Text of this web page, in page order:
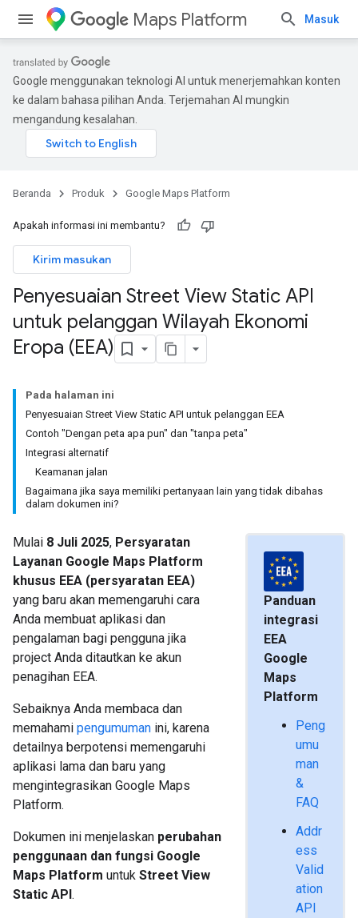
Maps Platform Masuk
Google menggunakan teknologi AI untuk menerjemahkan konten
ke dalam bahasa pilihan Anda. Terjemahan AI mungkin
mengandung kesalahan.
Beranda Produk Google Maps Platform
Apakah informasi ini membantu?
Kirim masukan
Penyesuaian Street View Static API
untuk pelanggan Wilayah Ekonomi
Eropa (EEA)
Pada halaman ini
Penyesuaian Street View Static API untuk pelanggan EEA
Contoh "Dengan peta apa pun" dan "tanpa peta"
Integrasi alternatif
Keamanan jalan
Bagaimana jika saya memiliki pertanyaan lain yang tidak dibahas
dalam dokumen ini?
Panduan
integrasi
EEA
Google
Maps
Platform
Peng
umu
man
&
FAQ
Addr
ess
Valid
ation
API
Mulai 8 Juli 2025, Persyaratan
Layanan Google Maps Platform
khusus EEA (persyaratan EEA)
yang baru akan memengaruhi cara
Anda membuat aplikasi dan
pengalaman bagi pengguna jika
project Anda ditautkan ke akun
penagihan EEA.
Sebaiknya Anda membaca dan
memahami pengumuman ini, karena
detailnya berpotensi memengaruhi
aplikasi lama dan baru yang
mengintegrasikan Google Maps
Platform.
Dokumen ini menjelaskan perubahan
penggunaan dan fungsi Google
Maps Platform untuk Street View
Static API.